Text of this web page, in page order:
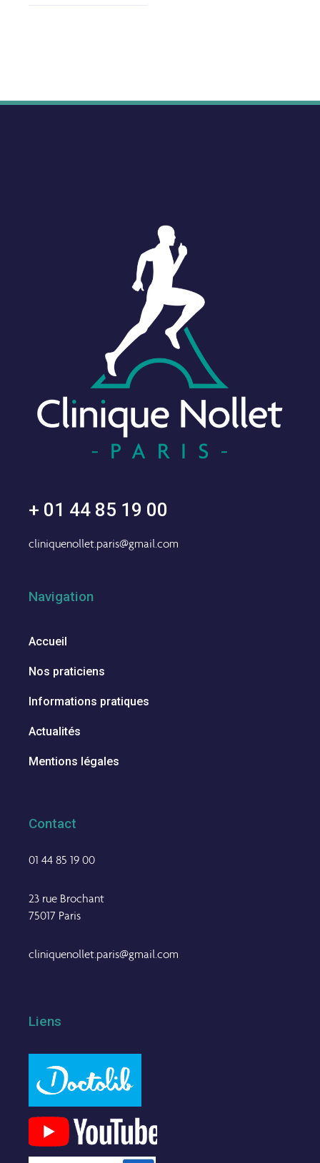
+ 01 44 85 19 00
cliniquenollet.paris@gmail.com
Navigation
Accueil
Nos praticiens
Informations pratiques
Actualités
Mentions légales
Contact
01 44 85 19 00
23 rue Brochant
75017 Paris
cliniquenollet.paris@gmail.com
Liens